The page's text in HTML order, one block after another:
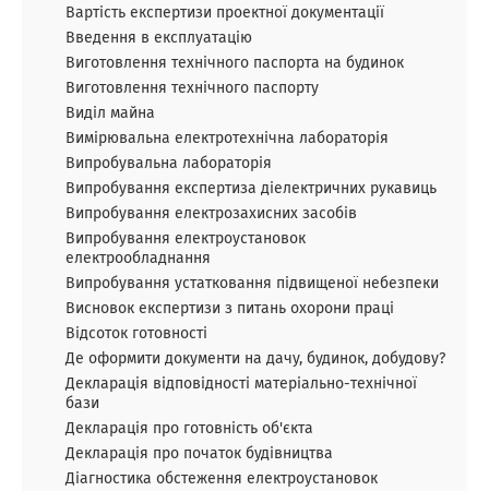
Вартість експертизи проектної документації
Введення в експлуатацію
Виготовлення технічного паспорта на будинок
Виготовлення технічного паспорту
Виділ майна
Вимірювальна електротехнічна лабораторія
Випробувальна лабораторія
Випробування експертиза діелектричних рукавиць
Випробування електрозахисних засобів
Випробування електроустановок
електрообладнання
Випробування устатковання підвищеної небезпеки
Висновок експертизи з питань охорони праці
Відсоток готовності
Де оформити документи на дачу, будинок, добудову?
Декларація відповідності матеріально-технічної
бази
Декларація про готовність об'єкта
Декларація про початок будівництва
Діагностика обстеження електроустановок